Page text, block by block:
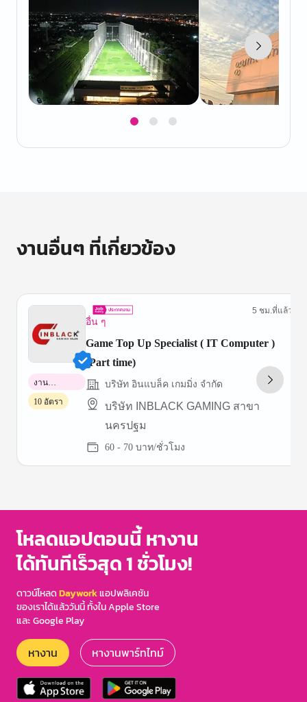
งานอื่นๆ ที่เกี่ยวข้อง
อื่น ๆ
5 ชม.ที่แล้ว
Game Top Up Specialist ( IT Computer )
(Part time)
บริษัท อินแบล็ค เกมมิ่ง จำกัด
บริษัท INBLACK GAMING สาขา
นครปฐม
60 - 70 บาท/ชั่วโมง
งาน
พาร์ทไทม์
10 อัตรา
of
โหลดแอปตอนนี้ หางาน
ได้ทันทีเร็วสุด 1 ชั่วโมง!
ดาวน์โหลดDayworkแอปพลิเคชัน
ของเราได้แล้ววันนี้ ทั้งใน Apple Store
และ Google Play
หางาน หางานพาร์ทไทม์